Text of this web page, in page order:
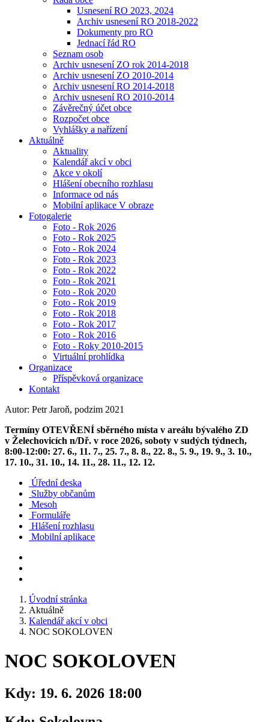
Usnesení RO 2023, 2024
Archiv usnesení RO 2018-2022
Dokumenty pro RO
Jednací řád RO
Seznam osob
Archiv usnesení ZO rok 2014-2018
Archiv usnesení ZO 2010-2014
Archiv usnesení RO 2014-2018
Archiv usnesení RO 2010-2014
Závěrečný účet obce
Rozpočet obce
Vyhlášky a nařízení
Aktuálně
Aktuality
Kalendář akcí v obci
Akce v okolí
Hlášení obecního rozhlasu
Informace od nás
Mobilní aplikace V obraze
Fotogalerie
Foto - Rok 2026
Foto - Rok 2025
Foto - Rok 2024
Foto - Rok 2023
Foto - Rok 2022
Foto - Rok 2021
Foto - Rok 2020
Foto - Rok 2019
Foto - Rok 2018
Foto - Rok 2017
Foto - Rok 2016
Foto - Roky 2010-2015
Virtuální prohlídka
Organizace
Příspěvková organizace
Kontakt
Autor: Petr Jaroň, podzim 2021
Termíny OTEVŘENÍ sběrného místa v areálu bývalého ZD
v Želechovicích n/Dř. v roce 2026, soboty v sudých týdnech,
8:00-12:00: 27. 6., 11. 7., 25. 7., 8. 8., 22. 8., 5. 9., 19. 9., 3. 10.,
17. 10., 31. 10., 14. 11., 28. 11., 12. 12.
Úřední deska
Služby občanům
Mesoh
Formuláře
Hlášení rozhlasu
Mobilní aplikace
Úvodní stránka
Aktuálně
Kalendář akcí v obci
NOC SOKOLOVEN
NOC SOKOLOVEN
Kdy: 19. 6. 2026 18:00